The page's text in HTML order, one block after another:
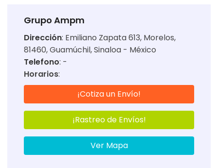
Grupo Ampm
Dirección: Emiliano Zapata 613, Morelos,
81460, Guamúchil, Sinaloa - México
Telefono: -
Horarios:
¡Cotiza un Envío!
¡Rastreo de Envíos!
Ver Mapa